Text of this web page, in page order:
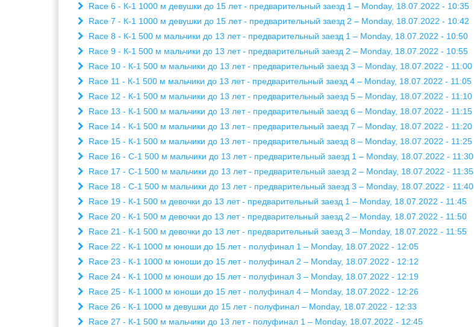
Race 6 - К-1 1000 м девушки до 15 лет - предварительный заезд 1 – Monday, 18.07.2022 - 10:35
Race 7 - К-1 1000 м девушки до 15 лет - предварительный заезд 2 – Monday, 18.07.2022 - 10:42
Race 8 - К-1 500 м мальчики до 13 лет - предварительный заезд 1 – Monday, 18.07.2022 - 10:50
Race 9 - К-1 500 м мальчики до 13 лет - предварительный заезд 2 – Monday, 18.07.2022 - 10:55
Race 10 - К-1 500 м мальчики до 13 лет - предварительный заезд 3 – Monday, 18.07.2022 - 11:00
Race 11 - К-1 500 м мальчики до 13 лет - предварительный заезд 4 – Monday, 18.07.2022 - 11:05
Race 12 - К-1 500 м мальчики до 13 лет - предварительный заезд 5 – Monday, 18.07.2022 - 11:10
Race 13 - К-1 500 м мальчики до 13 лет - предварительный заезд 6 – Monday, 18.07.2022 - 11:15
Race 14 - К-1 500 м мальчики до 13 лет - предварительный заезд 7 – Monday, 18.07.2022 - 11:20
Race 15 - К-1 500 м мальчики до 13 лет - предварительный заезд 8 – Monday, 18.07.2022 - 11:25
Race 16 - С-1 500 м мальчики до 13 лет - предварительный заезд 1 – Monday, 18.07.2022 - 11:30
Race 17 - С-1 500 м мальчики до 13 лет - предварительный заезд 2 – Monday, 18.07.2022 - 11:35
Race 18 - С-1 500 м мальчики до 13 лет - предварительный заезд 3 – Monday, 18.07.2022 - 11:40
Race 19 - К-1 500 м девочки до 13 лет - предварительный заезд 1 – Monday, 18.07.2022 - 11:45
Race 20 - К-1 500 м девочки до 13 лет - предварительный заезд 2 – Monday, 18.07.2022 - 11:50
Race 21 - К-1 500 м девочки до 13 лет - предварительный заезд 3 – Monday, 18.07.2022 - 11:55
Race 22 - К-1 1000 м юноши до 15 лет - полуфинал 1 – Monday, 18.07.2022 - 12:05
Race 23 - К-1 1000 м юноши до 15 лет - полуфинал 2 – Monday, 18.07.2022 - 12:12
Race 24 - К-1 1000 м юноши до 15 лет - полуфинал 3 – Monday, 18.07.2022 - 12:19
Race 25 - К-1 1000 м юноши до 15 лет - полуфинал 4 – Monday, 18.07.2022 - 12:26
Race 26 - К-1 1000 м девушки до 15 лет - полуфинал – Monday, 18.07.2022 - 12:33
Race 27 - К-1 500 м мальчики до 13 лет - полуфинал 1 – Monday, 18.07.2022 - 12:45